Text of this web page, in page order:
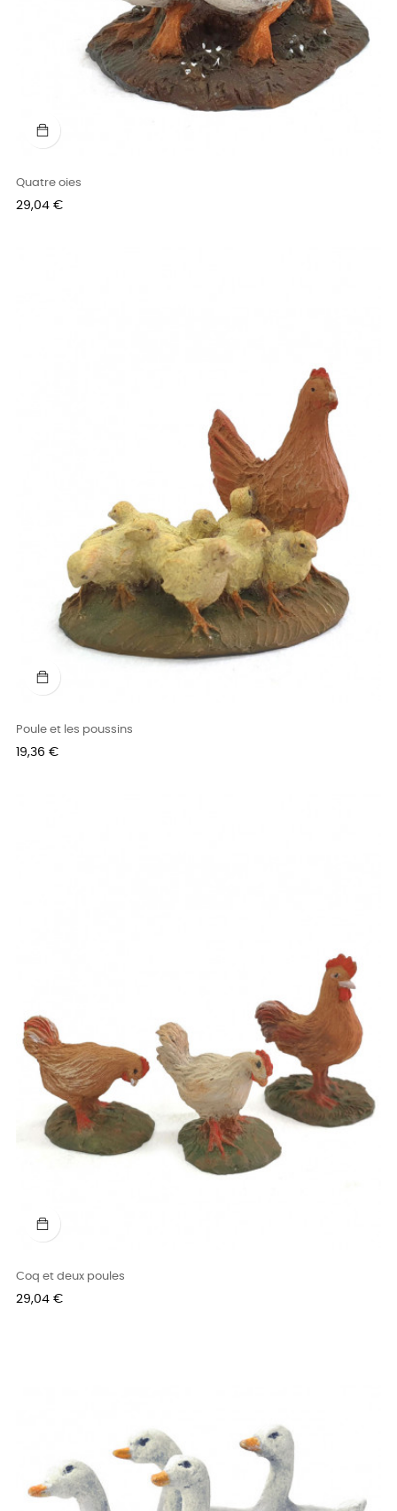
Quatre oies
Prix
29,04 €
Poule et les poussins
Prix
19,36 €
Coq et deux poules
Prix
29,04 €